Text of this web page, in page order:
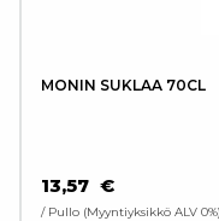
MONIN SUKLAA 70CL
13,57 €
/ Pullo Myyntiyksikkö ALV 0%